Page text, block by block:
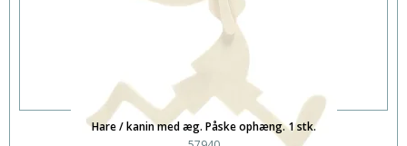
Hare / kanin med æg. Påske ophæng. 1 stk.